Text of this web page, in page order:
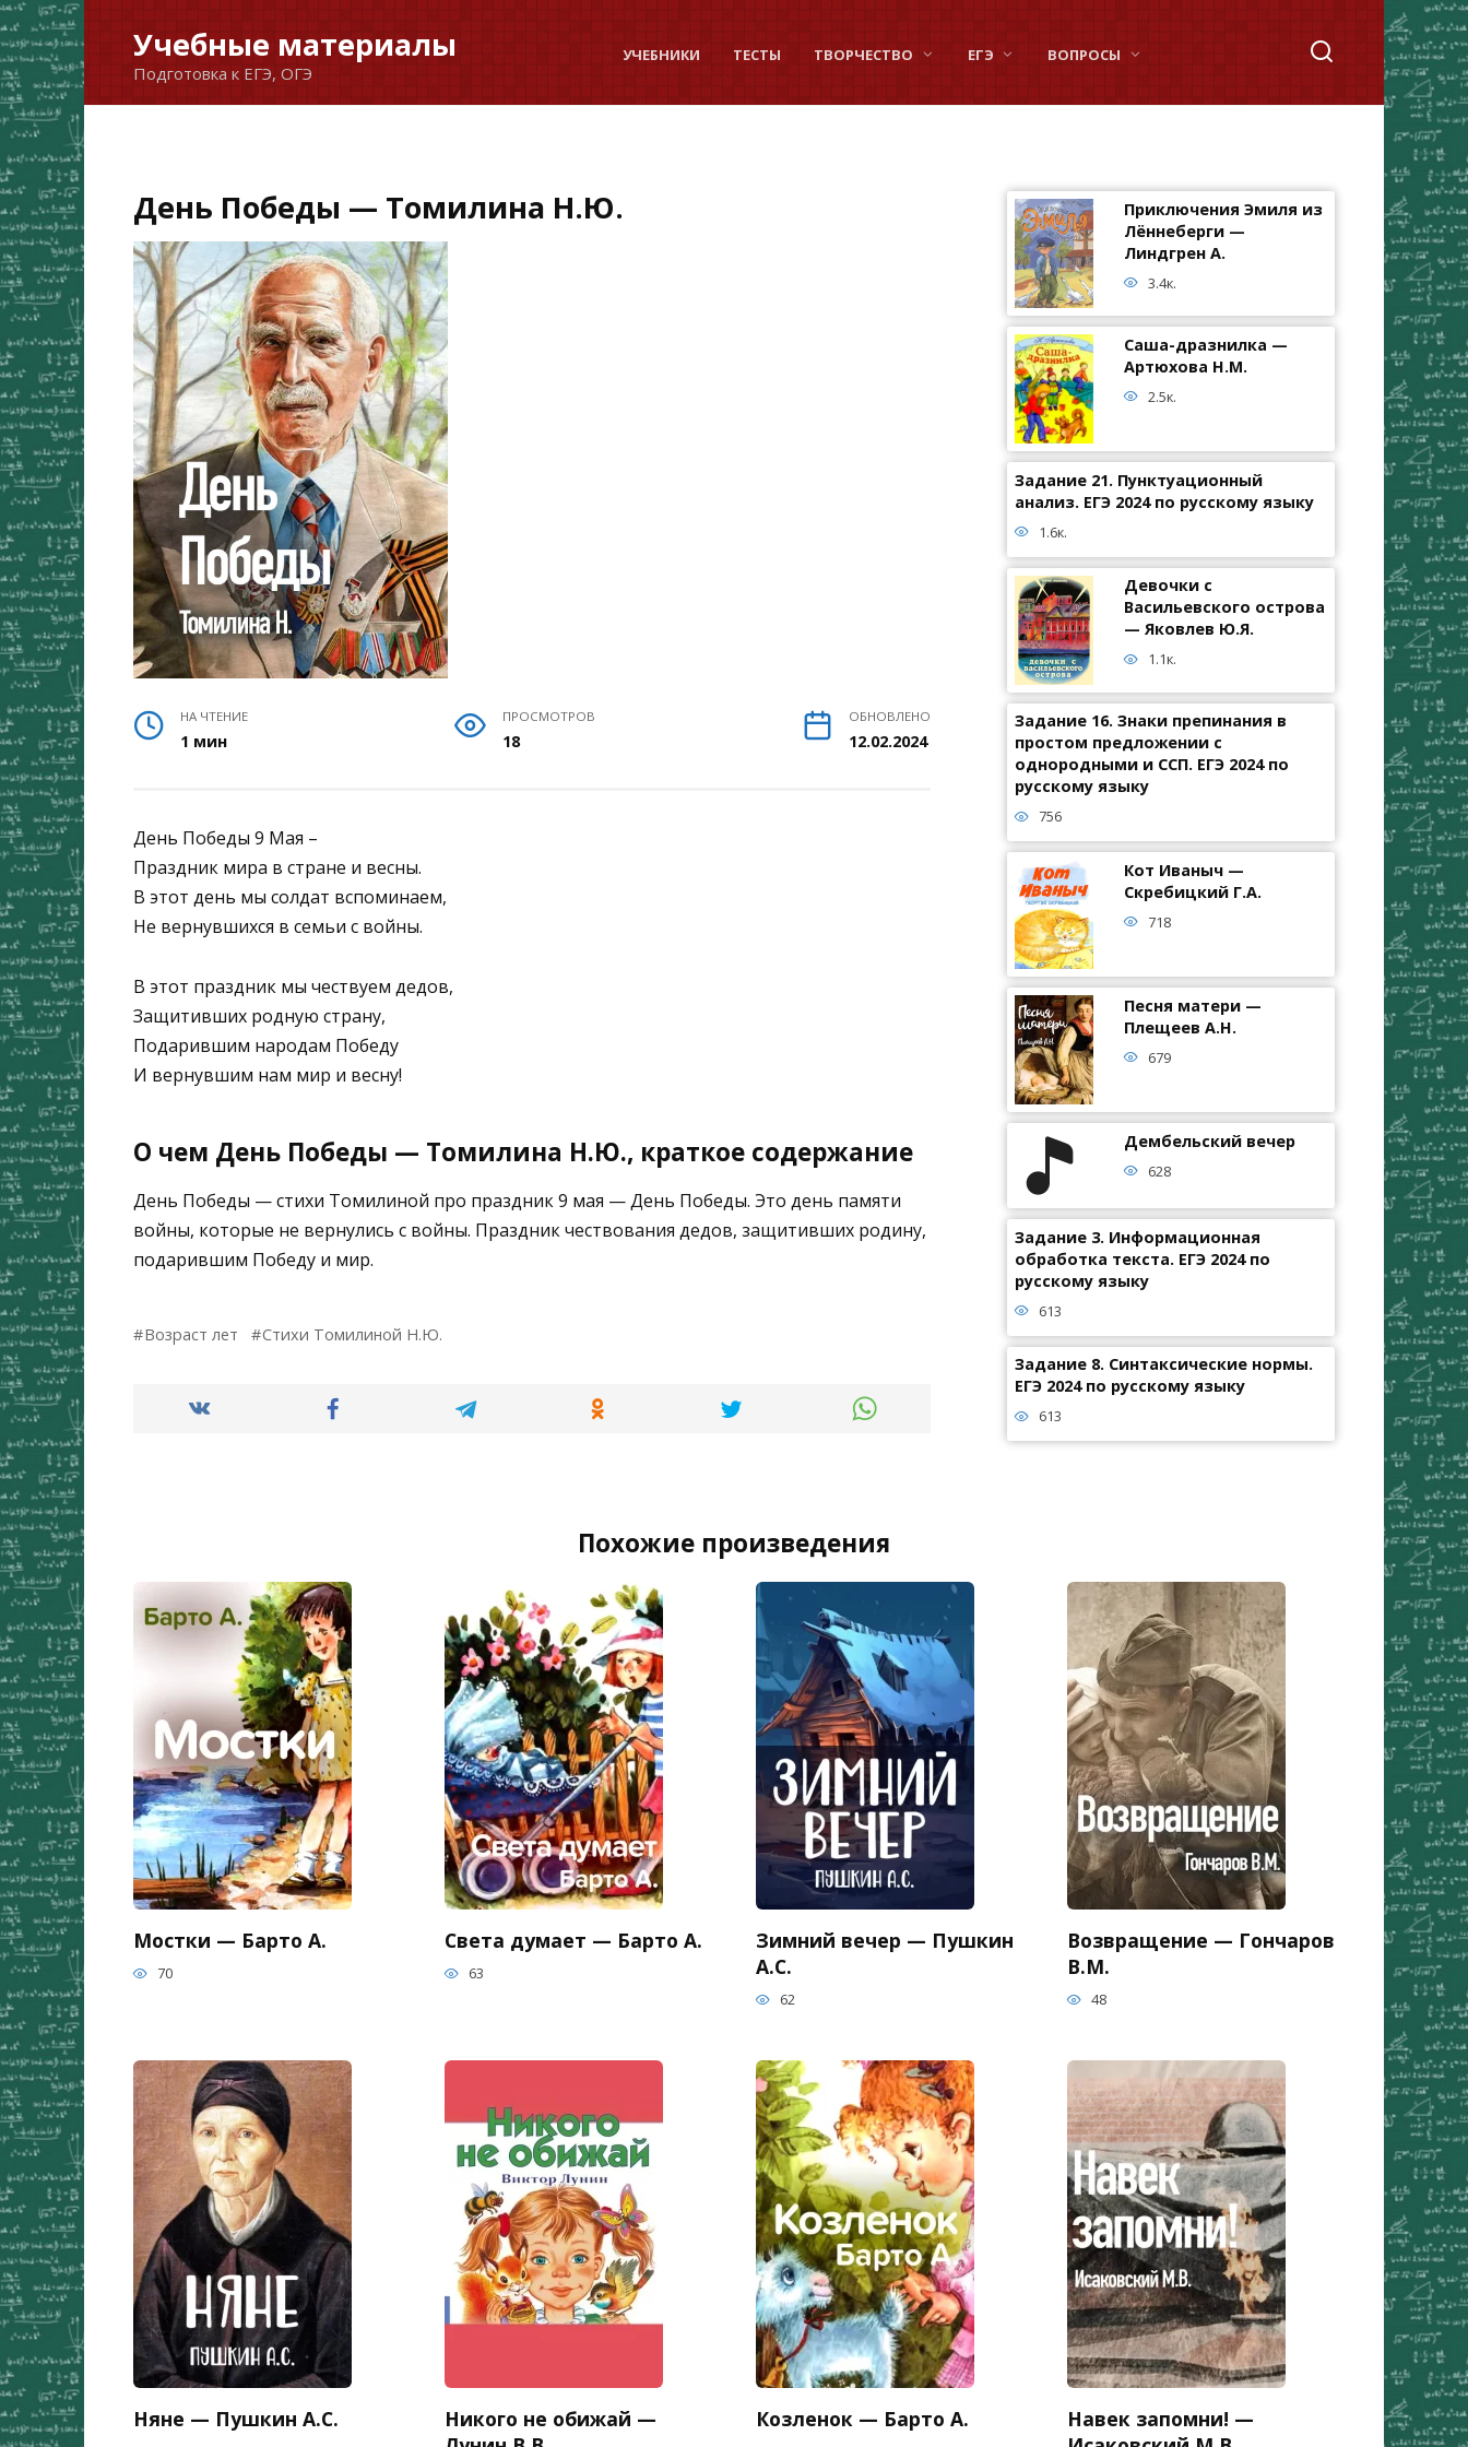
Перейти
к
содержанию
Учебные материалы
Подготовка к ЕГЭ, ОГЭ
УЧЕБНИКИ ТЕСТЫ ТВОРЧЕСТВО ЕГЭ ВОПРОСЫ
День Победы — Томилина Н.Ю.
НА ЧТЕНИЕ
1 мин
ПРОСМОТРОВ
18
ОБНОВЛЕНО
12.02.2024
День Победы 9 Мая –
Праздник мира в стране и весны.
В этот день мы солдат вспоминаем,
Не вернувшихся в семьи с войны.
В этот праздник мы чествуем дедов,
Защитивших родную страну,
Подарившим народам Победу
И вернувшим нам мир и весну!
О чем День Победы — Томилина Н.Ю., краткое содержание
День Победы — стихи Томилиной про праздник 9 мая — День Победы. Это день памяти
войны, которые не вернулись с войны. Праздник чествования дедов, защитивших родину,
подарившим Победу и мир.
Возраст лет Стихи Томилиной Н.Ю.
Приключения Эмиля из
Лённеберги —
Линдгрен А.
3.4к.
Саша-дразнилка —
Артюхова Н.М.
2.5к.
Задание 21. Пунктуационный
анализ. ЕГЭ 2024 по русскому языку
1.6к.
Девочки с
Васильевского острова
— Яковлев Ю.Я.
1.1к.
Задание 16. Знаки препинания в
простом предложении с
однородными и ССП. ЕГЭ 2024 по
русскому языку
756
Кот Иваныч —
Скребицкий Г.А.
718
Песня матери —
Плещеев А.Н.
679
Дембельский вечер
628
Задание 3. Информационная
обработка текста. ЕГЭ 2024 по
русскому языку
613
Задание 8. Синтаксические нормы.
ЕГЭ 2024 по русскому языку
613
Похожие произведения
Мостки — Барто А.
70
Света думает — Барто А.
63
Зимний вечер — Пушкин
А.С.
62
Возвращение — Гончаров
В.М.
48
Няне — Пушкин А.С.
Никого не обижай —
Козленок — Барто А.
Навек запомни! —